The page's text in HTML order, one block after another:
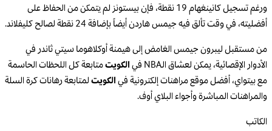
ورغم تسجيل كانينغهام 19 نقطة، فإن بيستونز لم يتمكن من الحفاظ على
أفضليته، في وقت تألق فيه جيمس هاردن أيضاً بإضافة 24 نقطة لصالح كليفلاند.
من مستقبل ليبرون جيمس الغامض إلى هيمنة أوكلاهوما سيتي ثاندر في
الأدوار الإقصائية، يمكن لعشاق الـNBA في
الكويتمتابعة كل اللحظات الحاسمة
مع بيتواي، أفضل موقع مراهنات إلكترونية فيالكويتلمتابعة رهانات كرة السلة
والمراهنات المباشرة وأجواء البلاي أوف.
الكاتب